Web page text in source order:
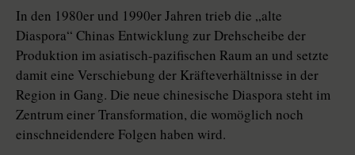
In den 1980er und 1990er Jahren trieb die „alte
Diaspora“ Chinas Entwicklung zur Drehscheibe der
Produktion im asiatisch-pazifischen Raum an und setzte
damit eine Verschiebung der Kräfteverhältnisse in der
Region in Gang. Die neue chinesische Diaspora steht im
Zentrum einer Transforma­tion, die womöglich noch
einschneidendere Folgen haben wird.